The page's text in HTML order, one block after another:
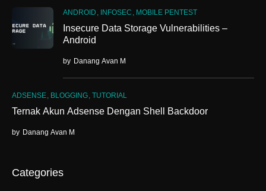
ANDROID INFOSEC MOBILE PENTEST
Insecure Data Storage Vulnerabilities –
Android
by Danang Avan M
ADSENSE BLOGGING TUTORIAL
Ternak Akun Adsense Dengan Shell Backdoor
by Danang Avan M
Categories